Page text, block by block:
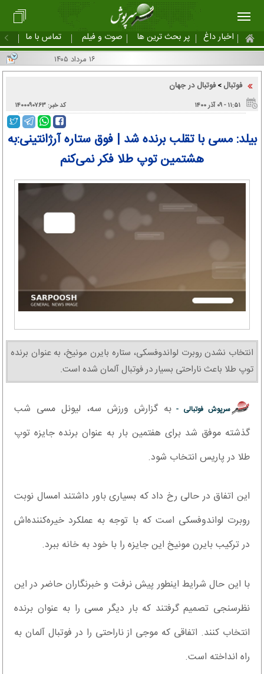
اخبار داغ پر بحث ترین ها صوت و فیلم تماس با ما
فوتبال >فوتبال در جهان
۱۱:۵۱ - ۰۹ آذر ۱۴۰۰ کد خبر: ۱۴۰۰۰۹۰۷۶۳
بیلد: مسی با تقلب برنده شد | فوق ستاره آرژانتینی:به
هشتمین توپ طلا فکر نمی‌کنم
انتخاب نشدن روبرت لواندوفسکی، ستاره بایرن مونیخ، به عنوان برنده
توپ طلا باعث ناراحتی بسیار در فوتبال آلمان شده است.
سرپوش فوتبالی - به گزارش ورزش سه، لیونل مسی شب
گذشته موفق شد برای هفتمین بار به عنوان برنده جایزه توپ
طلا در پاریس انتخاب شود.
این اتفاق در حالی رخ داد که بسیاری باور داشتند امسال نوبت
روبرت لواندوفسکی است که با توجه به عملکرد خیره‌کننده‌اش
در ترکیب بایرن مونیخ این جایزه را با خود به خانه ببرد.
با این حال شرایط اینطور پیش نرفت و خبرنگاران حاضر در این
نظرسنجی تصمیم گرفتند که بار دیگر مسی را به عنوان برنده
انتخاب کنند. اتفاقی که موجی از ناراحتی را در فوتبال آلمان به
راه انداخته است.